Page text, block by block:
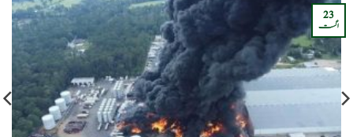
23
اگست